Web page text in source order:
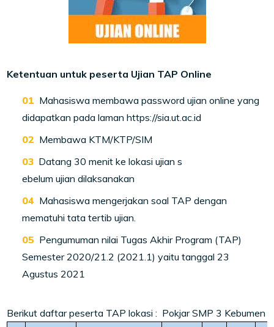
Ketentuan untuk peserta Ujian TAP Online
Mahasiswa membawa password ujian online yang
didapatkan pada laman https://sia.ut.ac.id
Membawa KTM/KTP/SIM
Datang 30 menit ke lokasi ujian s
ebelum ujian dilaksanakan
Mahasiswa mengerjakan soal TAP dengan
mematuhi tata tertib ujian.
Pengumuman nilai Tugas Akhir Program (TAP)
Semester 2020/21.2 (2021.1) yaitu tanggal 23
Agustus 2021
Berikut daftar peserta TAP lokasi : Pokjar SMP 3 Kebumen